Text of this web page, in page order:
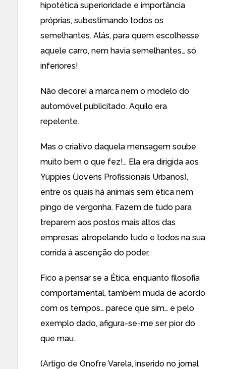
hipotética superioridade e importância
próprias, subestimando todos os
semelhantes. Alás, para quem escolhesse
aquele carro, nem havia semelhantes… só
inferiores!
Não decorei a marca nem o modelo do
automóvel publicitado. Aquilo era
repelente.
Mas o criativo daquela mensagem soube
muito bem o que fez!… Ela era dirigida aos
Yuppies (Jovens Profissionais Urbanos),
entre os quais há animais sem ética nem
pingo de vergonha. Fazem de tudo para
treparem aos postos mais altos das
empresas, atropelando tudo e todos na sua
corrida à ascenção do poder.
Fico a pensar se a Ética, enquanto filosofia
comportamental, também muda de acordo
com os tempos… parece que sim… e pelo
exemplo dado, afigura-se-me ser pior do
que mau.
(Artigo de Onofre Varela, inserido no jornal